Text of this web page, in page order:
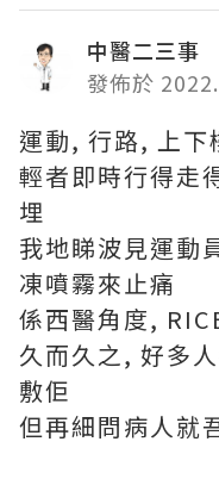
中醫二三事
發佈於
運動, 行路, 上下
輕者即時行得走
埋
我地睇波見運動
凍噴霧來止痛
係西醫角度,
久而久之, 好多
敷佢
但再細問病人就